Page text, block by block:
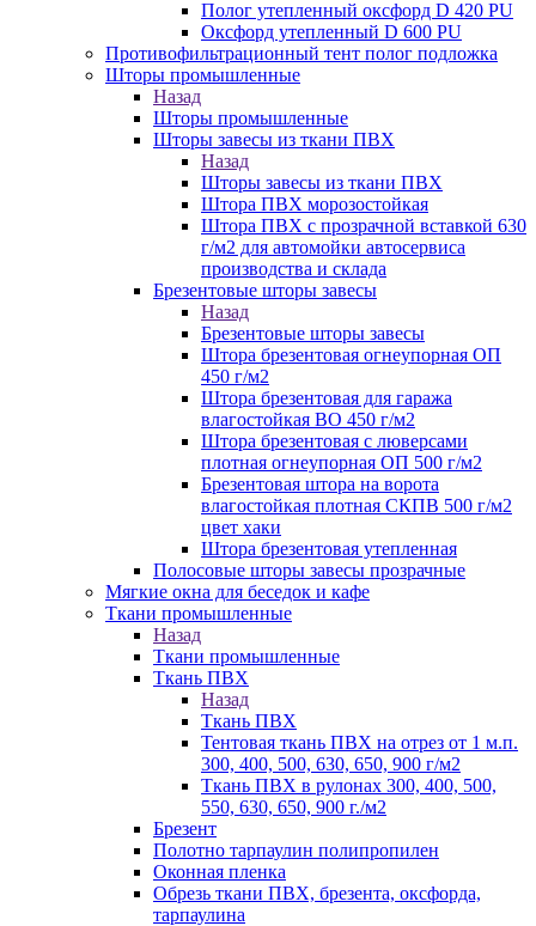
Полог утепленный оксфорд D 420 PU
Оксфорд утепленный D 600 PU
Противофильтрационный тент полог подложка
Шторы промышленные
Назад
Шторы промышленные
Шторы завесы из ткани ПВХ
Назад
Шторы завесы из ткани ПВХ
Штора ПВХ морозостойкая
Штора ПВХ с прозрачной вставкой 630
г/м2 для автомойки автосервиса
производства и склада
Брезентовые шторы завесы
Назад
Брезентовые шторы завесы
Штора брезентовая огнеупорная ОП
450 г/м2
Штора брезентовая для гаража
влагостойкая ВО 450 г/м2
Штора брезентовая с люверсами
плотная огнеупорная ОП 500 г/м2
Брезентовая штора на ворота
влагостойкая плотная СКПВ 500 г/м2
цвет хаки
Штора брезентовая утепленная
Полосовые шторы завесы прозрачные
Мягкие окна для беседок и кафе
Ткани промышленные
Назад
Ткани промышленные
Ткань ПВХ
Назад
Ткань ПВХ
Тентовая ткань ПВХ на отрез от 1 м.п.
300, 400, 500, 630, 650, 900 г/м2
Ткань ПВХ в рулонах 300, 400, 500,
550, 630, 650, 900 г./м2
Брезент
Полотно тарпаулин полипропилен
Оконная пленка
Обрезь ткани ПВХ, брезента, оксфорда,
тарпаулина